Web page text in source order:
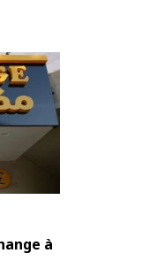
à